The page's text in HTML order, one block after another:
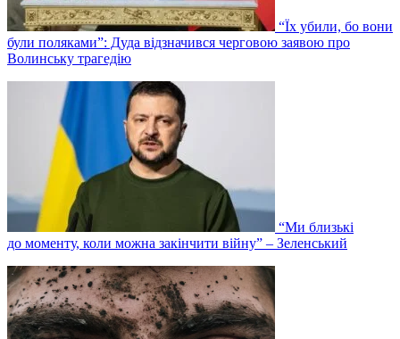
“Їх убили, бо вони
були поляками”: Дуда відзначився черговою заявою про
Волинську трагедію
“Ми близькі
до моменту, коли можна закінчити війну” – Зеленський